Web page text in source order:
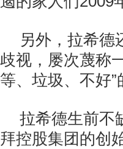
另外，拉希德
歧视，屡次蔑称
等、垃圾、不好
拉希德生前不
拜控股集团的创